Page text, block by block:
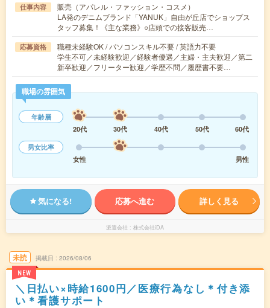
仕事内容
販売（アパレル・ファッション・コスメ）
LA発のデニムブランド「YANUK」自由が丘店でショップス
タッフ募集！《主な業務》○店頭での接客販売…
応募資格
職種未経験OK / パソコンスキル不要 / 英語力不要
学生不可／未経験歓迎／経験者優遇／主婦・主夫歓迎／第二
新卒歓迎／フリーター歓迎／学歴不問／履歴書不要…
職場の雰囲気
年齢層
20代
30代 40代 50代
60代
男女比率
女性
男性
気になる! 応募へ進む 詳しく見る
派遣会社 株式会社iDA
未読
NEW
掲載日 2026/08/06
＼日払い×時給1600円／医療行為なし＊付き添
い＊看護サポート